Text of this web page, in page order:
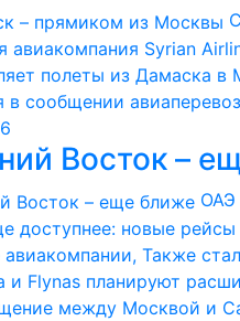
авиакомпания Syrian
полеты из Дамаска в
в сообщении
Восток –
ОАЭ
доступнее: новые
авиакомпании, Также
и Flynas планируют
между Москвой и